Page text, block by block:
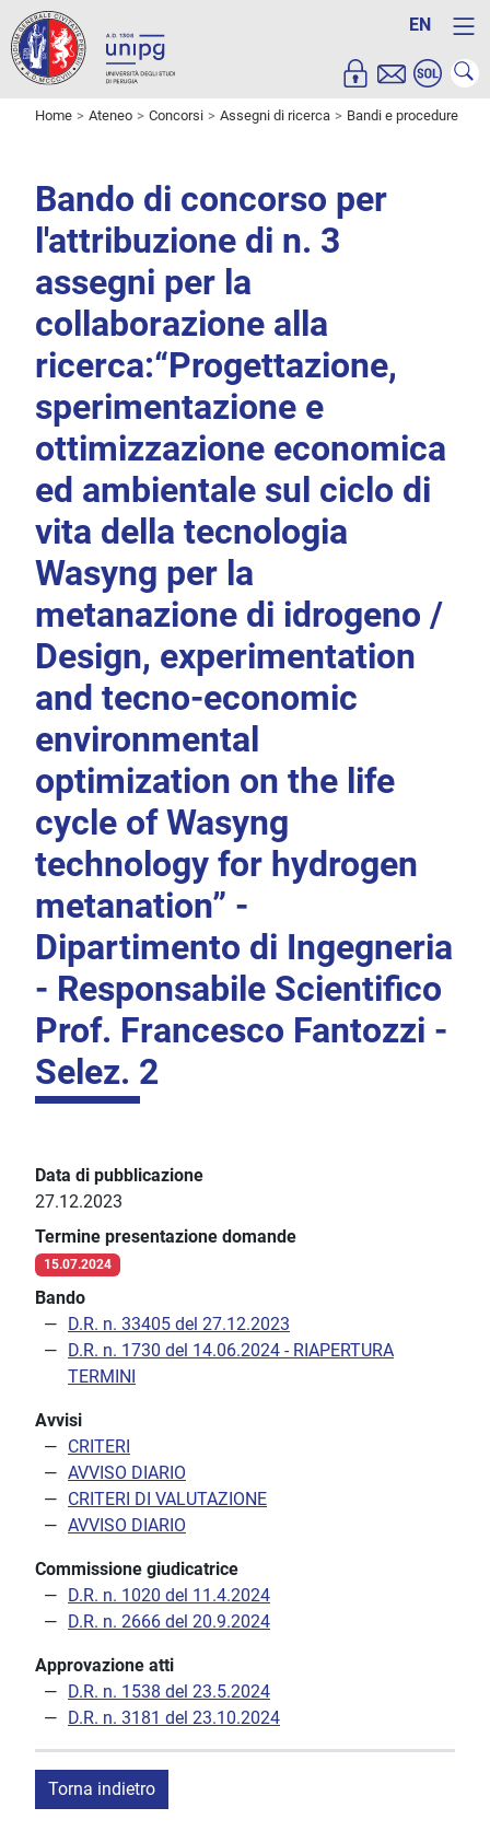
EN
Home Ateneo Concorsi Assegni di ricerca Bandi e procedure
Bando di concorso per
l'attribuzione di n. 3
assegni per la
collaborazione alla
ricerca:“Progettazione,
sperimentazione e
ottimizzazione economica
ed ambientale sul ciclo di
vita della tecnologia
Wasyng per la
metanazione di idrogeno /
Design, experimentation
and tecno-economic
environmental
optimization on the life
cycle of Wasyng
technology for hydrogen
metanation” -
Dipartimento di Ingegneria
- Responsabile Scientifico
Prof. Francesco Fantozzi -
Selez. 2
Data di pubblicazione
27.12.2023
Termine presentazione domande
15.07.2024
Bando
D.R. n. 33405 del 27.12.2023
D.R. n. 1730 del 14.06.2024 - RIAPERTURA
TERMINI
Avvisi
CRITERI
AVVISO DIARIO
CRITERI DI VALUTAZIONE
AVVISO DIARIO
Commissione giudicatrice
D.R. n. 1020 del 11.4.2024
D.R. n. 2666 del 20.9.2024
Approvazione atti
D.R. n. 1538 del 23.5.2024
D.R. n. 3181 del 23.10.2024
Torna indietro